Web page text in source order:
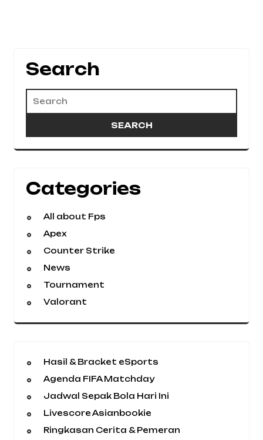
Search
Categories
All about Fps
Apex
Counter Strike
News
Tournament
Valorant
Hasil & Bracket eSports
Agenda FIFA Matchday
Jadwal Sepak Bola Hari Ini
Livescore Asianbookie
Ringkasan Cerita & Pemeran